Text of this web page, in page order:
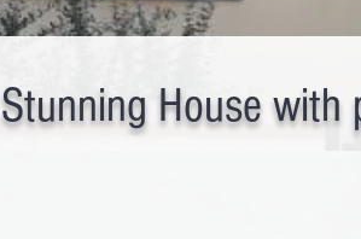
Stunning House with